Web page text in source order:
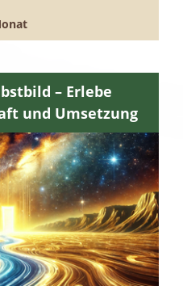
– Erlebe
und Umsetzung